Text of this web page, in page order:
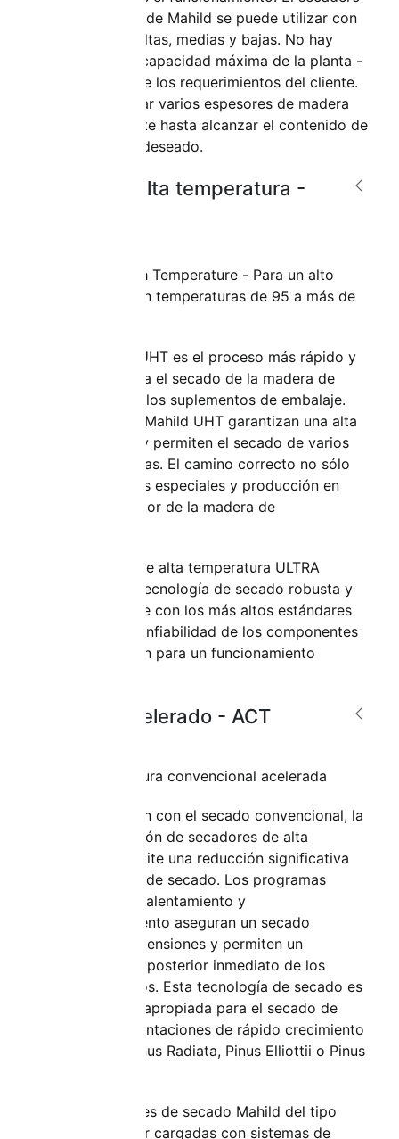
CONTRAFLOW de Mahild se puede utilizar con
temperaturas altas, medias y bajas. No hay
límites para la capacidad máxima de la planta -
dependiendo de los requerimientos del cliente.
Se pueden secar varios espesores de madera
simultáneamente hasta alcanzar el contenido de
humedad final deseado.
Secado a alta temperatura -
UHT: Ultra High Temperature - Para un alto
rendimiento con temperaturas de 95 a más de
La tecnología UHT es el proceso más rápido y
económico para el secado de la madera de
construcción y los suplementos de embalaje.
Los secadores Mahild UHT garantizan una alta
productividad y permiten el secado de varios
lotes en 24 horas. El camino correcto no sólo
para variedades especiales y producción en
masa en el sector de la madera de
Los procesos de alta temperatura ULTRA
requieren una tecnología de secado robusta y
altamente fiable con los más altos estándares
de calidad y confiabilidad de los componentes
de la instalación para un funcionamiento
Secado acelerado - ACT
ACT: Temperatura convencional acelerada
En comparación con el secado convencional, la
última generación de secadores de alta
velocidad permite una reducción significativa
de los tiempos de secado. Los programas
especiales de calentamiento y
acondicionamiento aseguran un secado
uniforme y sin tensiones y permiten un
procesamiento posterior inmediato de los
productos secos. Esta tecnología de secado es
especialmente apropiada para el secado de
maderas de plantaciones de rápido crecimiento
(como p. ej. Pinus Radiata, Pinus Elliottii o Pinus
Las instalaciones de secado Mahild del tipo
ACT pueden ser cargadas con sistemas de